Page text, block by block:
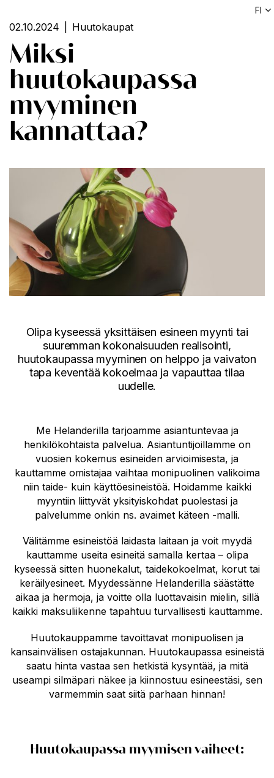
FI
02.10.2024 Huutokaupat
Miksi
huutokaupassa
myyminen
kannattaa?
Olipa kyseessä yksittäisen esineen myynti tai
suuremman kokonaisuuden realisointi,
huutokaupassa myyminen on helppo ja vaivaton
tapa keventää kokoelmaa ja vapauttaa tilaa
uudelle.
Me Helanderilla tarjoamme asiantuntevaa ja
henkilökohtaista palvelua. Asiantuntijoillamme on
vuosien kokemus esineiden arvioimisesta, ja
kauttamme omistajaa vaihtaa monipuolinen valikoima
niin taide- kuin käyttöesineistöä. Hoidamme kaikki
myyntiin liittyvät yksityiskohdat puolestasi ja
palvelumme onkin ns. avaimet käteen -malli.
Välitämme esineistöä laidasta laitaan ja voit myydä
kauttamme useita esineitä samalla kertaa – olipa
kyseessä sitten huonekalut, taidekokoelmat, korut tai
keräilyesineet. Myydessänne Helanderilla säästätte
aikaa ja hermoja, ja voitte olla luottavaisin mielin, sillä
kaikki maksuliikenne tapahtuu turvallisesti kauttamme.
Huutokauppamme tavoittavat monipuolisen ja
kansainvälisen ostajakunnan. Huutokaupassa esineistä
saatu hinta vastaa sen hetkistä kysyntää, ja mitä
useampi silmäpari näkee ja kiinnostuu esineestäsi, sen
varmemmin saat siitä parhaan hinnan!
Huutokaupassa myymisen vaiheet: